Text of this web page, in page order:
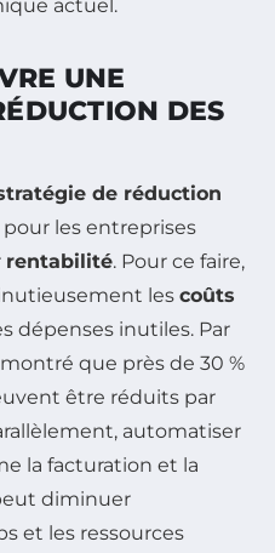
actuel.
UNE
DES
de réduction
les entreprises
rentabilité. Pour ce faire,
les coûts
dépenses inutiles. Par
que près de 30 %
être réduits par
automatiser
la facturation et la
diminuer
et les ressources